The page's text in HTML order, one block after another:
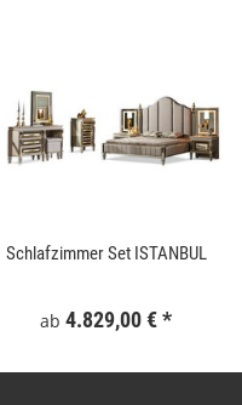
Schlafzimmer Set ISTANBUL
ab 4.829,00 €*